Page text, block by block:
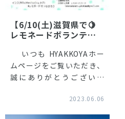
【6/10(土)滋賀県で🍋
レモネードボランティ
いつも HYAKKOYAホー
ムページをご覧いただき、
誠にありがとうございま
.
6/9(金).10(土).11(日)は 滋
2023.06.06